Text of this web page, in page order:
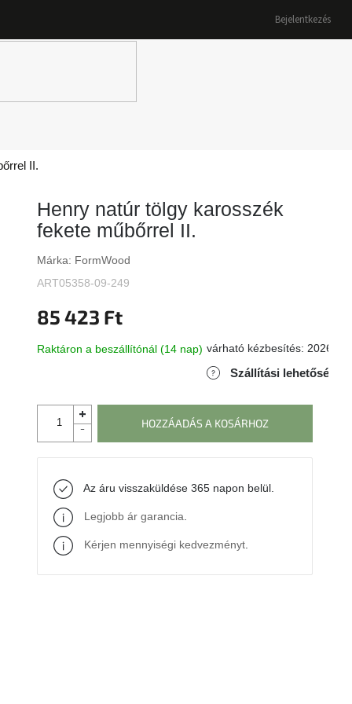
Bejelentkezés
II.
Henry natúr tölgy karosszék
fekete műbőrrel II.
Márka: FormWood
ART05358-09-249
85 423 Ft
Raktáron a beszállítónál (14 nap) várható kézbesítés:
Szállítási lehetőségek
HOZZÁADÁS A KOSÁRHOZ
Az áru visszaküldése 365 napon belül.
Legjobb ár garancia
Kérjen mennyiségi kedvezményt.